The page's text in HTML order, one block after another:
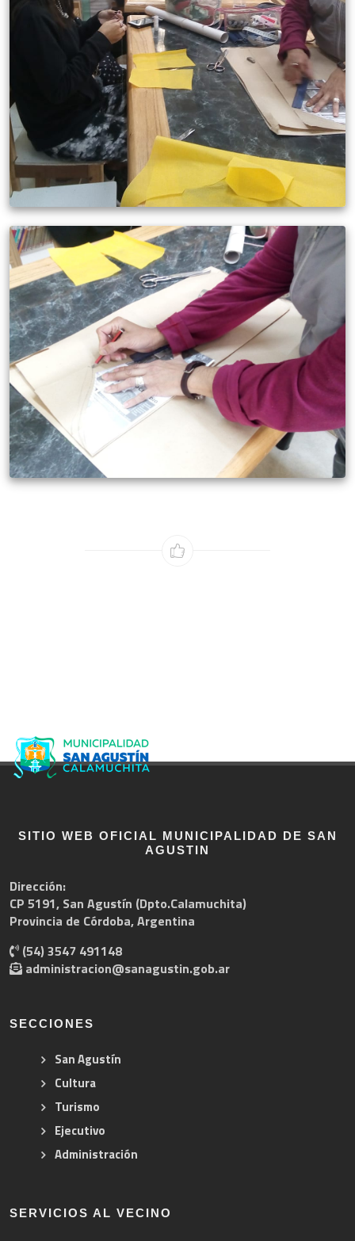
SITIO WEB OFICIAL MUNICIPALIDAD DE SAN
AGUSTIN
Dirección:
CP 5191, San Agustín (Dpto.Calamuchita)
Provincia de Córdoba, Argentina
(54) 3547 491148
administracion@sanagustin.gob.ar
SECCIONES
San Agustín
Cultura
Turismo
Ejecutivo
Administración
SERVICIOS AL VECINO